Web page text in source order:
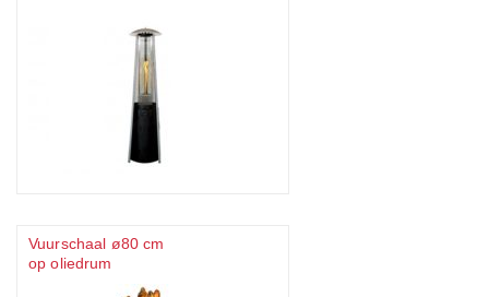
Vuurschaal ø80 cm
op oliedrum